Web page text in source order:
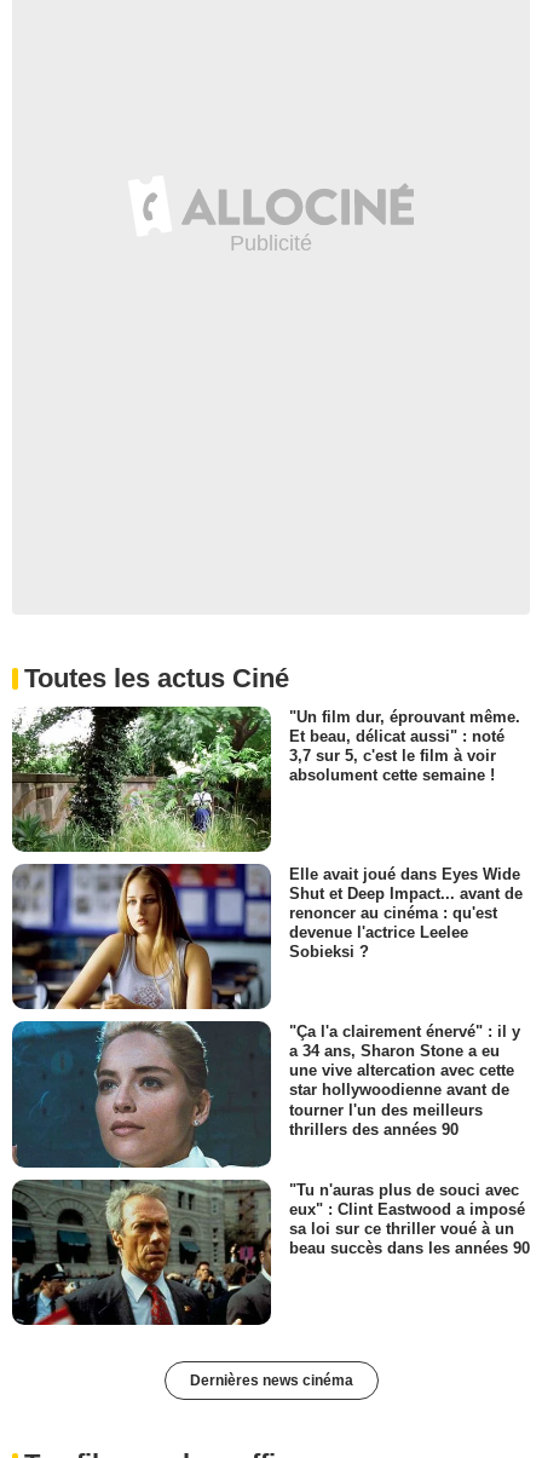
Toutes les actus Ciné
"Un film dur, éprouvant même.
Et beau, délicat aussi" : noté
3,7 sur 5, c'est le film à voir
absolument cette semaine !
Elle avait joué dans Eyes Wide
Shut et Deep Impact... avant de
renoncer au cinéma : qu'est
devenue l'actrice Leelee
Sobieksi ?
"Ça l'a clairement énervé" : il y
a 34 ans, Sharon Stone a eu
une vive altercation avec cette
star hollywoodienne avant de
tourner l'un des meilleurs
thrillers des années 90
"Tu n'auras plus de souci avec
eux" : Clint Eastwood a imposé
sa loi sur ce thriller voué à un
beau succès dans les années 90
Dernières news cinéma